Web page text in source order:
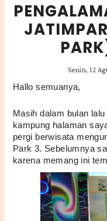
Senin, 12
Hallo semuanya,
Masih dalam bulan
kampung halaman
pergi berwisata
Park 3. Sebelumnya
karena memang ini